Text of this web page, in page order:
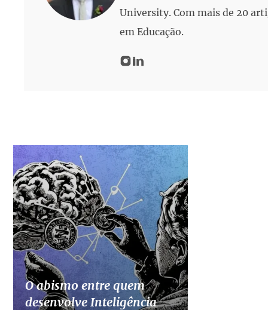
University. Com mais de 20
em Educação.
O abismo entre quem
desenvolve Inteligência